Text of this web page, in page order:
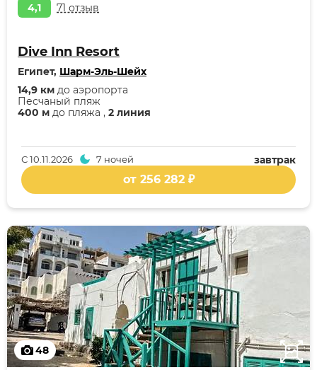
4,1 71 отзыв
Dive Inn Resort
Египет, Шарм-Эль-Шейх
400 м до пляжа , 2 линия
Песчаный пляж
14,9 км до аэропорта
завтрак
С10.11.2026 7 ночей
от 256 282 ₽
48